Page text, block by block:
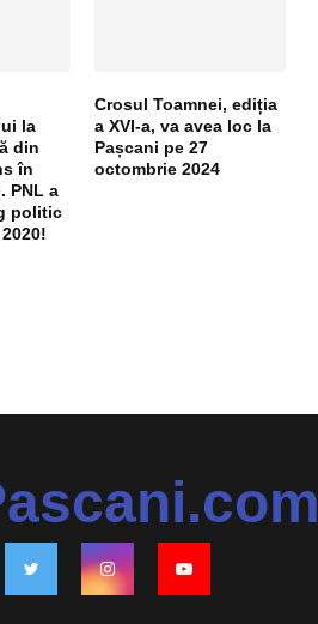
la
din
în
PNL a
politic
Crosul Toamnei, ediția
a XVI-a, va avea loc la
Pașcani pe 27
octombrie 2024